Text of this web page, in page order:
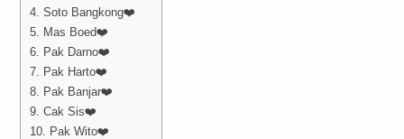
4. Soto Bangkong❤️
5. Mas Boed❤️
6. Pak Darno❤️
7. Pak Harto❤️
8. Pak Banjar❤️
9. Cak Sis❤️
10. Pak Wito❤️